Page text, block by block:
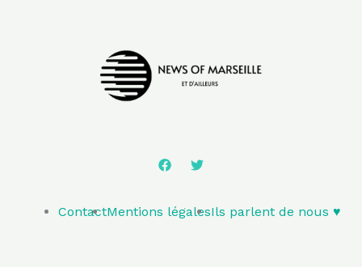
ContactMentions légalesIls parlent de nous ♥️